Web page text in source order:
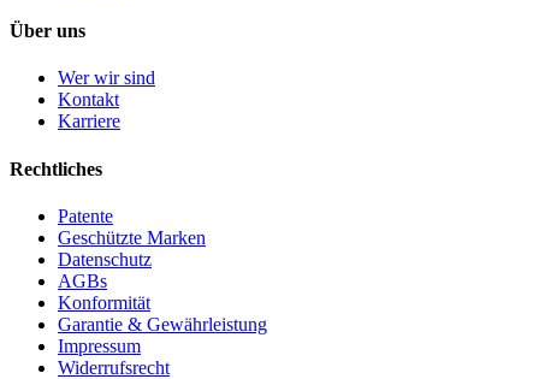
Über uns
Wer wir sind
Kontakt
Karriere
Rechtliches
Patente
Geschützte Marken
Datenschutz
AGBs
Konformität
Garantie & Gewährleistung
Impressum
Widerrufsrecht